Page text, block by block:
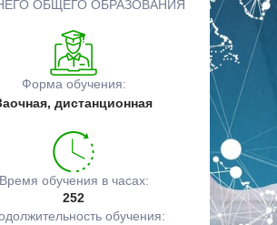
ОБЩЕГО ОБРАЗОВАНИЯ
Форма обучения:
дистанционная
Время обучения в часах:
252
обучения: